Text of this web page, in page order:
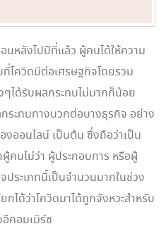
นหลังไปปีที่แล้ว ผู้คนได้ให้ความ
โควิดมีต่อเศรษฐกิจโดยรวม
ได้รับผลกระทบไม่มากก็น้อย
ระทบทางบวกต่อบางธุรกิจ อย่าง
งออนไลน์ เป็นต้น ซึ่งถือว่าเป็น
ผู้คนไม่ว่า ผู้ประกอบการ หรือผู้
ประเภทนี้เป็นจำนวนมากในช่วง
กได้ว่าโควิดมาได้ถูกจังหวะสำหรับ
คอมเมิร์ซ